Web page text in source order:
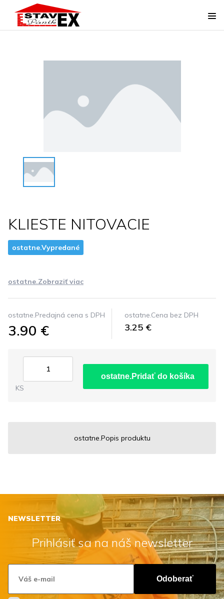
KLIESTE NITOVACIE
ostatne.Vypredané
ostatne.Zobraziť viac
ostatne.Predajná cena s DPH
3.90 €
ostatne.Cena bez DPH
3.25 €
KS
ostatne.Pridať do košíka
ostatne.Popis produktu
NEWSLETTER
Prihlásiť sa na náš newsletter
Odoberať